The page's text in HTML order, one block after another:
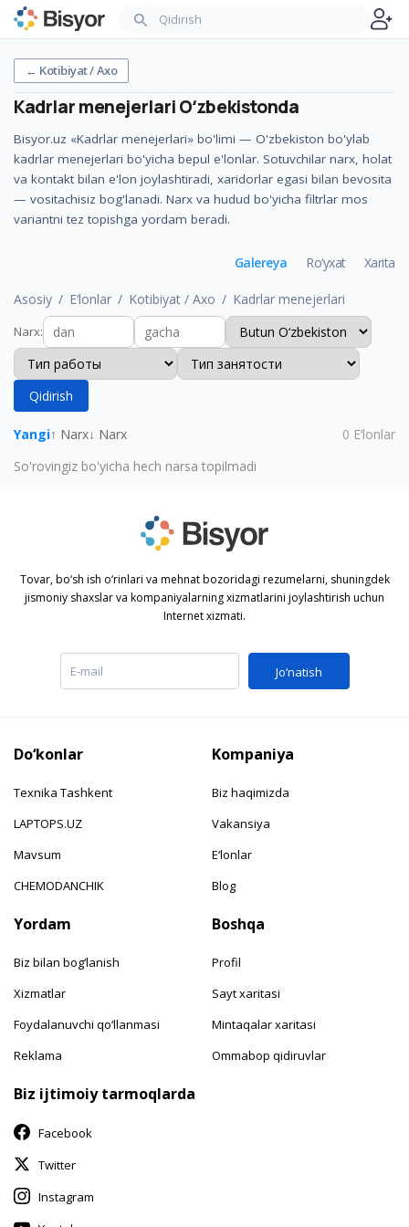
← Kotibiyat / Axo
Kadrlar menejerlariOʻzbekistonda
Bisyor.uz «Kadrlar menejerlari» bo'limi — O'zbekiston bo'ylab
kadrlar menejerlari bo'yicha bepul e'lonlar. Sotuvchilar narx, holat
va kontakt bilan e'lon joylashtiradi, xaridorlar egasi bilan bevosita
— vositachisiz bog'lanadi. Narx va hudud bo'yicha filtrlar mos
variantni tez topishga yordam beradi.
Asosiy E‘lonlar Kotibiyat / Axo Kadrlar menejerlari
Galereya Ro‘yxat Xarita
Narx:
Qidirish
Yangi↑ Narx↓ Narx 0 E‘lonlar
So'rovingiz bo'yicha hech narsa topilmadi
Tovar, bo‘sh ish o‘rinlari va mehnat bozoridagi rezumelarni, shuningdek
jismoniy shaxslar va kompaniyalarning xizmatlarini joylashtirish uchun
Internet xizmati.
Jo‘natish
Do‘konlar
Texnika Tashkent
LAPTOPS.UZ
Mavsum
CHEMODANCHIK
Kompaniya
Biz haqimizda
Vakansiya
E‘lonlar
Blog
Yordam
Biz bilan bog‘lanish
Xizmatlar
Foydalanuvchi qo‘llanmasi
Reklama
Boshqa
Profil
Sayt xaritasi
Mintaqalar xaritasi
Ommabop qidiruvlar
Biz ijtimoiy tarmoqlarda
Facebook
Twitter
Instagram